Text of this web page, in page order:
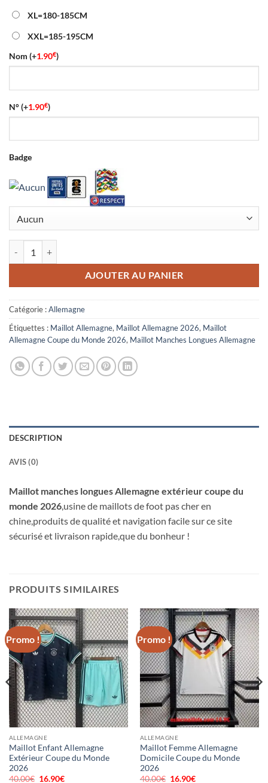
XL=180-185CM
XXL=185-195CM
Nom (+1.90€)
N°(+1.90€)
Badge
AJOUTER AU PANIER
Catégorie :Allemagne
Étiquettes : Maillot Allemagne, Maillot Allemagne 2026, Maillot
Allemagne Coupe du Monde 2026, Maillot Manches Longues Allemagne
DESCRIPTION
AVIS (0)
Maillot manches longues Allemagne extérieur coupe du
monde 2026,usine de maillots de foot pas cher en
chine,produits de qualité et navigation facile sur ce site
sécurisé et livraison rapide,que du bonheur !
PRODUITS SIMILAIRES
Promo !
ALLEMAGNE
Maillot Enfant Allemagne
Extérieur Coupe du Monde
2026
40.00€ Le
16.90€Le
Promo !
ALLEMAGNE
Maillot Femme Allemagne
Domicile Coupe du Monde
2026
40.00€ Le
16.90€Le